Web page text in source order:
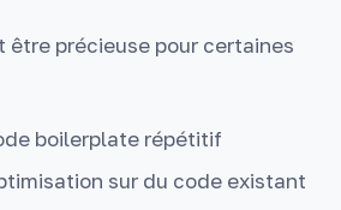
être précieuse pour certaines
boilerplate répétitif
sur du code existant